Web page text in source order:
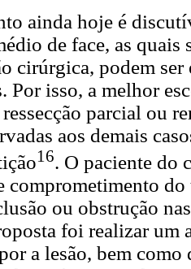
ainda hoje é
de face, as
cirúrgica, podem
Por isso, a melhor
parcial ou
aos demais
16. O paciente do
comprometimento
ou obstrução
foi realizar um
a lesão, bem